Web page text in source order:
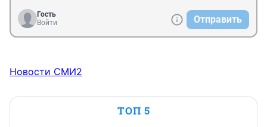
Гость
Войти
Отправить
Новости СМИ2
ТОП 5